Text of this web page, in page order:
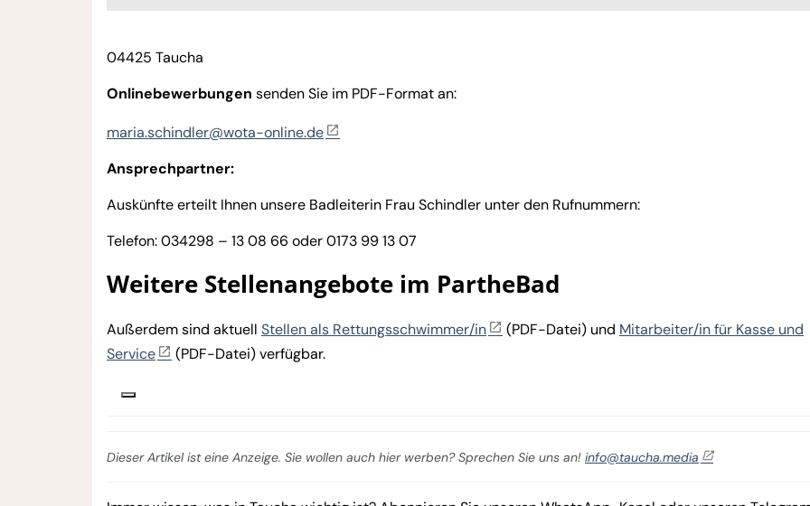
04425 Taucha
Onlinebewerbungen senden Sie im PDF-Format an:
maria.schindler@wota-online.de
Ansprechpartner:
Auskünfte erteilt Ihnen unsere Badleiterin Frau Schindler unter den Rufnummern:
Telefon: 034298 – 13 08 66 oder 0173 99 13 07
Weitere Stellenangebote im PartheBad
Außerdem sind aktuell Stellen als Rettungsschwimmer/in (PDF-Datei) und Mitarbeiter/in für Kasse und
Service
(PDF-Datei) verfügbar.
Dieser Artikel ist eine Anzeige. Sie wollen auch hier werben? Sprechen Sie uns an! info@taucha.media